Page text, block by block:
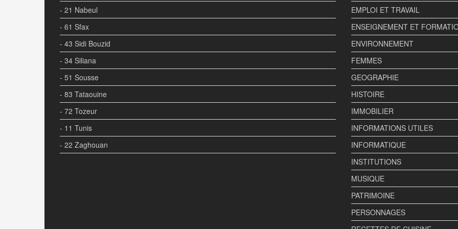
- 21 Nabeul
- 61 Sfax
- 43 Sidi Bouzid
- 34 Siliana
- 51 Sousse
- 83 Tataouine
- 72 Tozeur
- 11 Tunis
- 22 Zaghouan
EMPLOI ET TRAVAIL
ENSEIGNEMENT ET
ENVIRONNEMENT
FEMMES
GEOGRAPHIE
HISTOIRE
IMMOBILIER
INFORMATIONS UTILES
INFORMATIQUE
INSTITUTIONS
MUSIQUE
PATRIMOINE
PERSONNAGES